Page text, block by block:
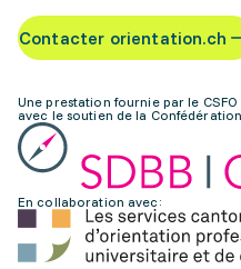
Contacter orientation.ch
Une prestation fournie par le
avec le soutien de la Confédération
En collaboration avec: